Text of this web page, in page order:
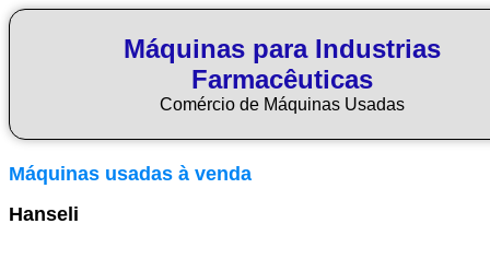
Máquinas para Industrias
Farmacêuticas
Comércio de Máquinas Usadas
Máquinas usadas à venda
Hanseli